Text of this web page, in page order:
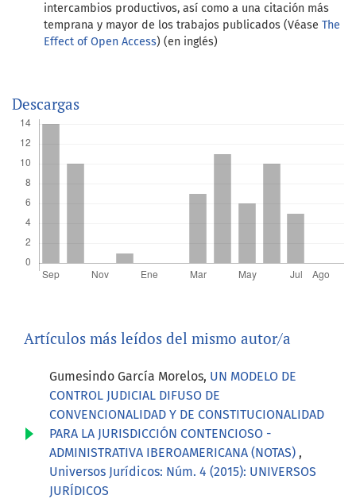
intercambios productivos, así como a una citación más
temprana y mayor de los trabajos publicados (Véase The
Effect of Open Access) (en inglés)
Descargas
Artículos más leídos del mismo autor/a
Gumesindo García Morelos, UN MODELO DE
CONTROL JUDICIAL DIFUSO DE
CONVENCIONALIDAD Y DE CONSTITUCIONALIDAD
PARA LA JURISDICCIÓN CONTENCIOSO -
ADMINISTRATIVA IBEROAMERICANA (NOTAS) ,
Universos Jurídicos: Núm. 4 (2015): UNIVERSOS
JURÍDICOS